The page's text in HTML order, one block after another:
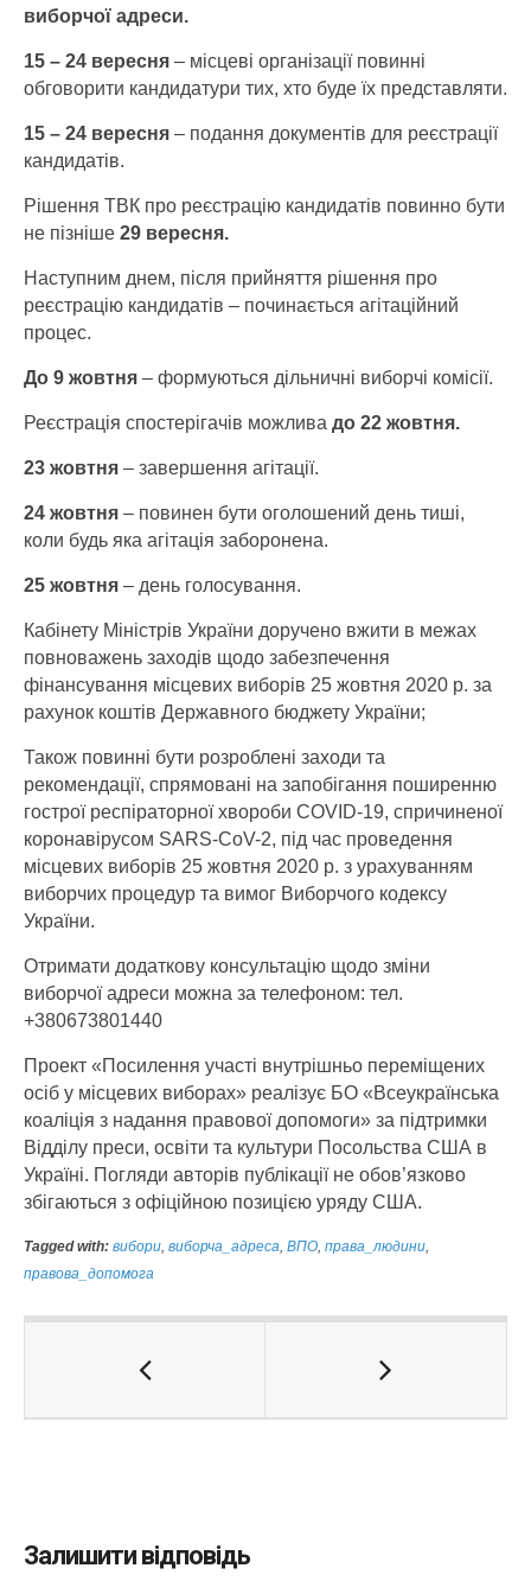
виборчої адреси.
15 – 24 вересня – місцеві організації повинні
обговорити кандидатури тих, хто буде їх представляти.
15 – 24 вересня – подання документів для реєстрації
кандидатів.
Рішення ТВК про реєстрацію кандидатів повинно бути
не пізніше 29 вересня.
Наступним днем, після прийняття рішення про
реєстрацію кандидатів – починається агітаційний
процес.
До 9 жовтня – формуються дільничні виборчі комісії.
Реєстрація спостерігачів можлива до 22 жовтня.
23 жовтня – завершення агітації.
24 жовтня – повинен бути оголошений день тиші,
коли будь яка агітація заборонена.
25 жовтня – день голосування.
Кабінету Міністрів України доручено вжити в межах
повноважень заходів щодо забезпечення
фінансування місцевих виборів 25 жовтня 2020 р. за
рахунок коштів Державного бюджету України;
Також повинні бути розроблені заходи та
рекомендації, спрямовані на запобігання поширенню
гострої респіраторної хвороби COVID-19, спричиненої
коронавірусом SARS-CoV-2, під час проведення
місцевих виборів 25 жовтня 2020 р. з урахуванням
виборчих процедур та вимог Виборчого кодексу
України.
Отримати додаткову консультацію щодо зміни
виборчої адреси можна за телефоном: тел.
+380673801440
Проект «Посилення участі внутрішньо переміщених
осіб у місцевих виборах» реалізує БО «Всеукраїнська
коаліція з надання правової допомоги» за підтримки
Відділу преси, освіти та культури Посольства США в
Україні. Погляди авторів публікації не обов’язково
збігаються з офіційною позицією уряду США.
Tagged with: вибори, виборча_адреса, ВПО, права_людини,
правова_допомога
Залишити відповідь